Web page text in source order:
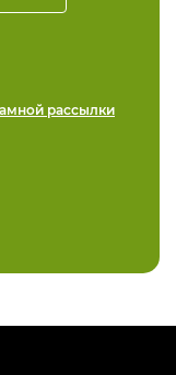
рассылки